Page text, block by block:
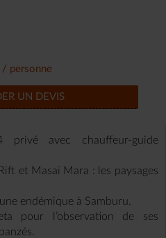
/ personne
UN DEVIS
privé avec chauffeur-guide
et Masai Mara : les paysages
endémique à Samburu.
pour l’observation de ses